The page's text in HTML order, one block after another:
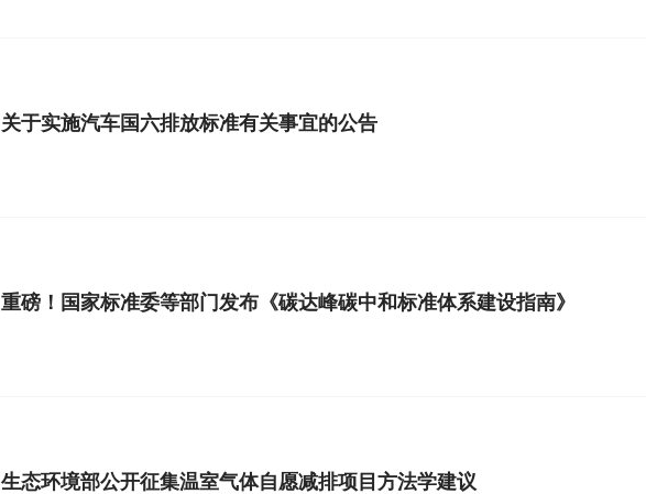
关于实施汽车国六排放标准有关事宜的公告
重磅！国家标准委等部门发布《碳达峰碳中和标准体系建设指南》
生态环境部公开征集温室气体自愿减排项目方法学建议